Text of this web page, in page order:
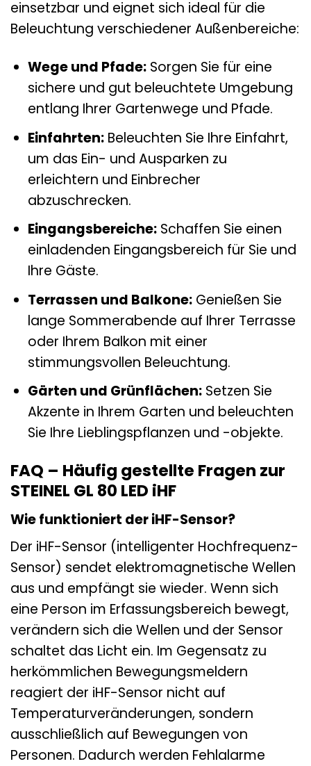
einsetzbar und eignet sich ideal für die
Beleuchtung verschiedener Außenbereiche:
Wege und Pfade:Sorgen Sie für eine
sichere und gut beleuchtete Umgebung
entlang Ihrer Gartenwege und Pfade.
Einfahrten:Beleuchten Sie Ihre Einfahrt,
um das Ein- und Ausparken zu
erleichtern und Einbrecher
abzuschrecken.
Eingangsbereiche:Schaffen Sie einen
einladenden Eingangsbereich für Sie und
Ihre Gäste.
Terrassen und Balkone:Genießen Sie
lange Sommerabende auf Ihrer Terrasse
oder Ihrem Balkon mit einer
stimmungsvollen Beleuchtung.
Gärten und Grünflächen:Setzen Sie
Akzente in Ihrem Garten und beleuchten
Sie Ihre Lieblingspflanzen und -objekte.
FAQ – Häufig gestellte Fragen zur
STEINEL GL 80 LED iHF
Wie funktioniert der iHF-Sensor?
Der iHF-Sensor (intelligenter Hochfrequenz-
Sensor) sendet elektromagnetische Wellen
aus und empfängt sie wieder. Wenn sich
eine Person im Erfassungsbereich bewegt,
verändern sich die Wellen und der Sensor
schaltet das Licht ein. Im Gegensatz zu
herkömmlichen Bewegungsmeldern
reagiert der iHF-Sensor nicht auf
Temperaturveränderungen, sondern
ausschließlich auf Bewegungen von
Personen. Dadurch werden Fehlalarme